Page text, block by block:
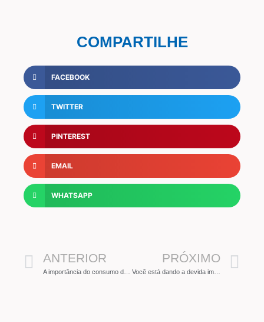
COMPARTILHE
FACEBOOK
TWITTER
PINTEREST
EMAIL
WHATSAPP
ANTERIOR PRÓXIMO
Você está dando a devida importância para o consumo de água?